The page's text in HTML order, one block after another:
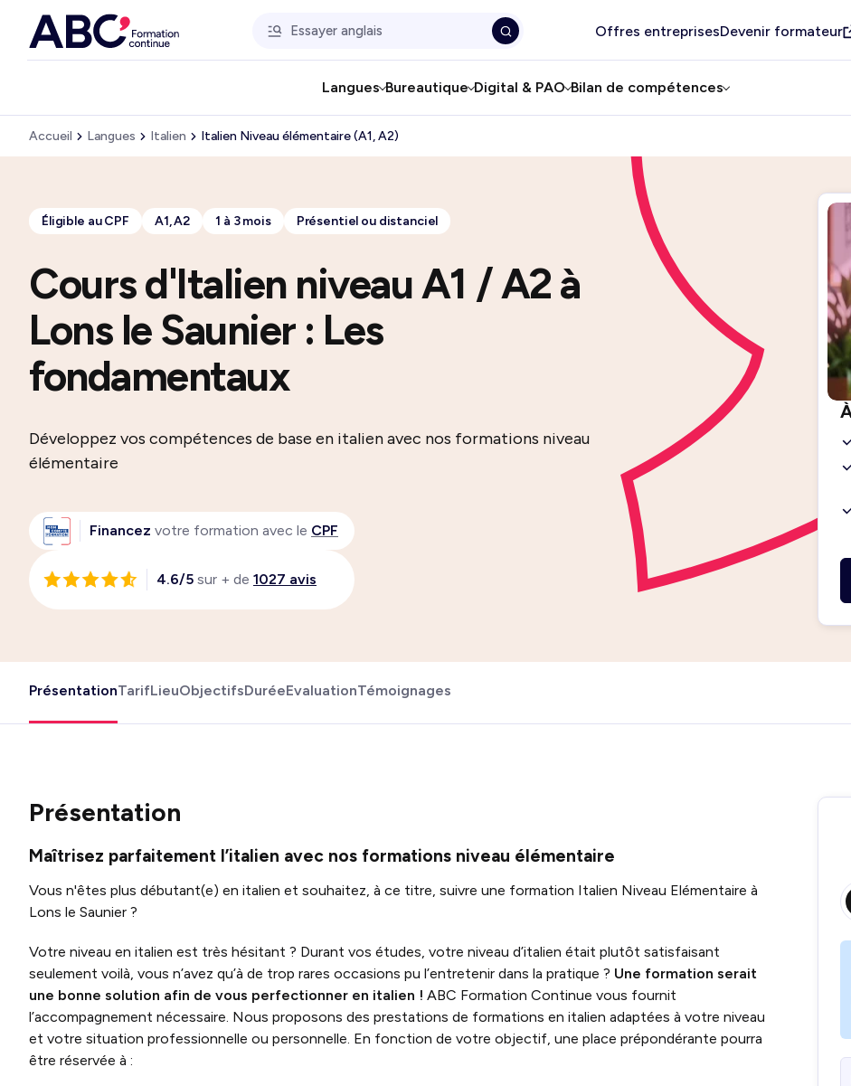
Offres entreprisesDevenir formateur
Langues Bureautique Digital & PAO Bilan de compétences
Accueil Langues Italien Italien Niveau élémentaire (A1, A2)
Cours d'Italien niveau A1 / A2 à
Lons le Saunier : Les
fondamentaux
Éligible au CPF A1, A2 1 à 3 mois Présentiel ou distanciel
Développez vos compétences de base en italien avec nos formations niveau
élémentaire
Financez votre formation avec le CPF
4.6/5 sur + de 1027 avis
PrésentationTarifLieuObjectifsDuréeEvaluationTémoignages
Présentation
Maîtrisez parfaitement l’italien avec nos formations niveau élémentaire
Vous n'êtes plus débutant(e) en italien et souhaitez, à ce titre, suivre une formation Italien Niveau Elémentaire à
Lons le Saunier ?
Votre niveau en italien est très hésitant ? Durant vos études, votre niveau d’italien était plutôt satisfaisant
seulement voilà, vous n’avez qu’à de trop rares occasions pu l’entretenir dans la pratique ? Une formation serait
une bonne solution afin de vous perfectionner en italien ! ABC Formation Continue vous fournit
l’accompagnement nécessaire. Nous proposons des prestations de formations en italien adaptées à votre niveau
et votre situation professionnelle ou personnelle. En fonction de votre objectif, une place prépondérante pourra
être réservée à :